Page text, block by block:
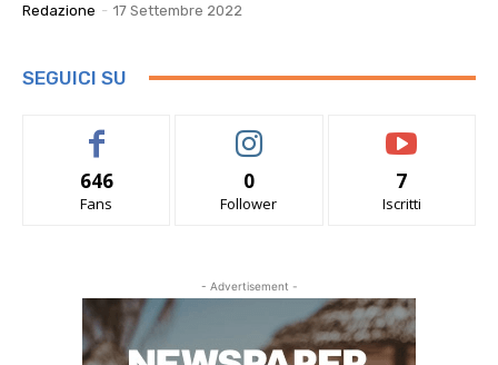
Redazione - 17 Settembre 2022
SEGUICI SU
646
Fans
0
Follower
7
Iscritti
- Advertisement -